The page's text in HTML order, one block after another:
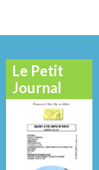
Le Petit
Journal
Mai 2016
N°